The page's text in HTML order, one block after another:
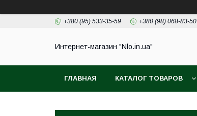
+380 (95) 533-35-59 +380 (98) 068-83-50
Интернет-магазин "Nlo.in.ua"
ГЛАВНАЯ КАТАЛОГ ТОВАРОВ